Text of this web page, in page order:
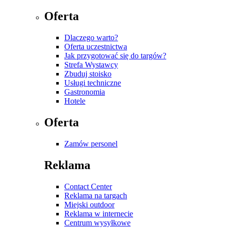
Oferta
Dlaczego warto?
Oferta uczestnictwa
Jak przygotować się do targów?
Strefa Wystawcy
Zbuduj stoisko
Usługi techniczne
Gastronomia
Hotele
Oferta
Zamów personel
Reklama
Contact Center
Reklama na targach
Miejski outdoor
Reklama w internecie
Centrum wysyłkowe